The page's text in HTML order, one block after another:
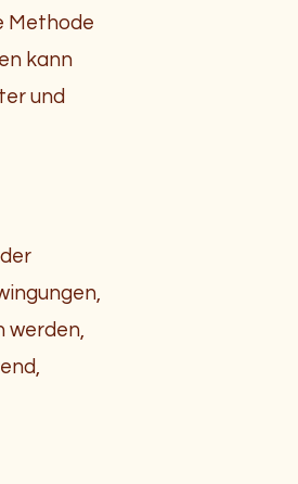
Methode
kann
und
werden,